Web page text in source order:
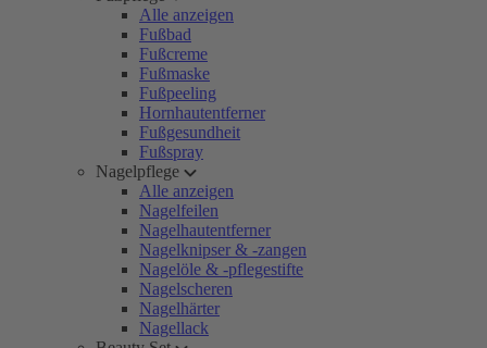
Alle anzeigen
Fußbad
Fußcreme
Fußmaske
Fußpeeling
Hornhautentferner
Fußgesundheit
Fußspray
Nagelpflege
Alle anzeigen
Nagelfeilen
Nagelhautentferner
Nagelknipser & -zangen
Nagelöle & -pflegestifte
Nagelscheren
Nagelhärter
Nagellack